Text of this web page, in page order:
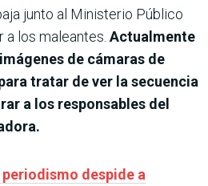
junto al Ministerio Público
a los maleantes. Actualmente
de cámaras de
tratar de ver la secuencia
a los responsables del
despide a